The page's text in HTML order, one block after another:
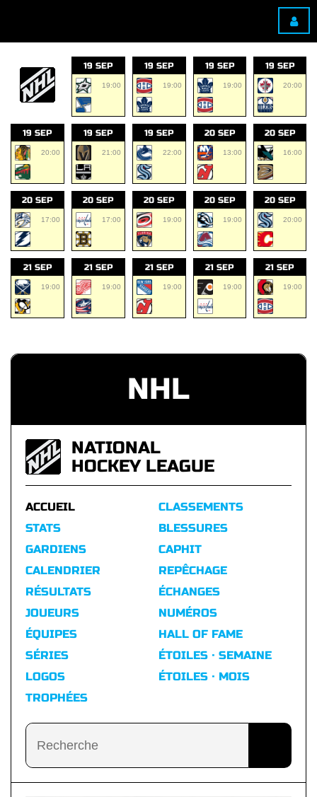
19 SEP
19:00
19 SEP
19:00
19 SEP
19:00
19 SEP
20:00
19 SEP
20:00
19 SEP
21:00
19 SEP
22:00
20 SEP
13:00
20 SEP
16:00
20 SEP
17:00
20 SEP
17:00
20 SEP
19:00
20 SEP
19:00
20 SEP
20:00
21 SEP
19:00
21 SEP
19:00
21 SEP
19:00
21 SEP
19:00
21 SEP
19:00
NHL
NATIONAL
HOCKEY LEAGUE
ACCUEIL
STATS
GARDIENS
CALENDRIER
RÉSULTATS
CLASSEMENTS
BLESSURES
CAPHIT
REPÊCHAGE
ÉCHANGES
JOUEURS
ÉQUIPES
SÉRIES
LOGOS
TROPHÉES
NUMÉROS
HALL OF FAME
ÉTOILES · SEMAINE
ÉTOILES · MOIS